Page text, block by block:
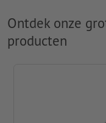
Ontdek onze
producten